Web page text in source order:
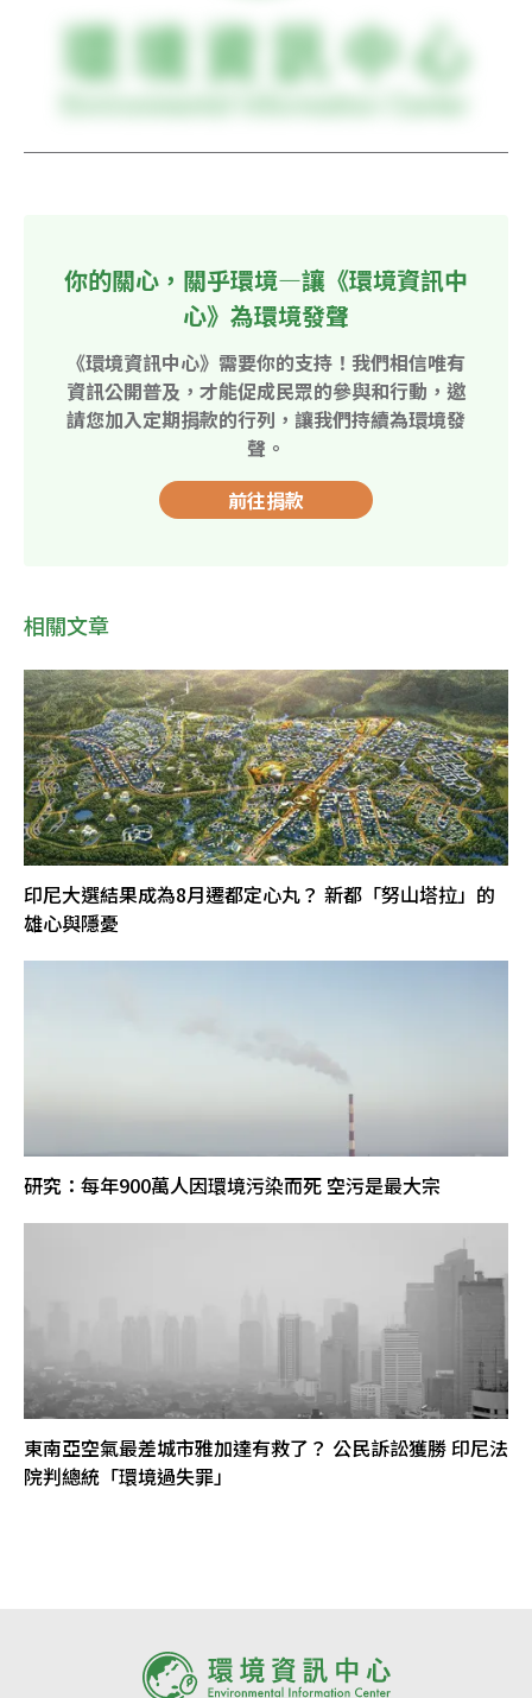
你的關心，關乎環境—讓《環境資訊中
心》為環境發聲
《環境資訊中心》需要你的支持！我們相信唯有
資訊公開普及，才能促成民眾的參與和行動，邀
請您加入定期捐款的行列，讓我們持續為環境發
聲。
前往捐款
相關文章
印尼大選結果成為8月遷都定心丸？ 新都「努山塔拉」的
雄心與隱憂
研究：每年900萬人因環境污染而死 空污是最大宗
東南亞空氣最差城市雅加達有救了？ 公民訴訟獲勝 印尼法
院判總統「環境過失罪」